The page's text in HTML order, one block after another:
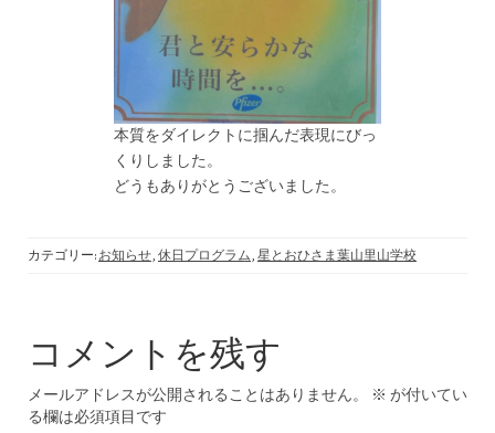
本質をダイレクトに掴んだ表現にびっ
くりしました。
どうもありがとうございました。
カテゴリー:お知らせ,休日プログラム,星とおひさま葉山里山学校
コメントを残す
メールアドレスが公開されることはありません。 ※ が付いてい
る欄は必須項目です